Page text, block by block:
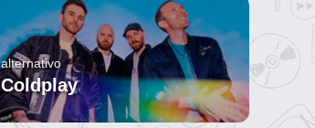
alternativo
Coldplay